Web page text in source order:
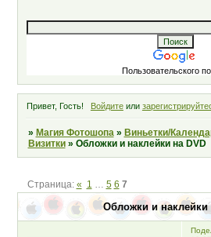
Пользовательского
Привет, Гость! Войдитеили
» Магия Фотошопа » Виньетки/
Визитки » Обложки и наклейки на DVD
Обложки и наклейки
Страница: « 1 5 6 7